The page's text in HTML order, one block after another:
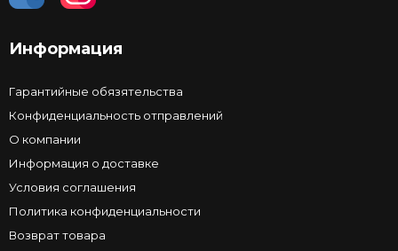
Информация
Гарантийные обязятельства
Конфиденциальность отправлений
О компании
Информация о доставке
Условия соглашения
Политика конфиденциальности
Возврат товара